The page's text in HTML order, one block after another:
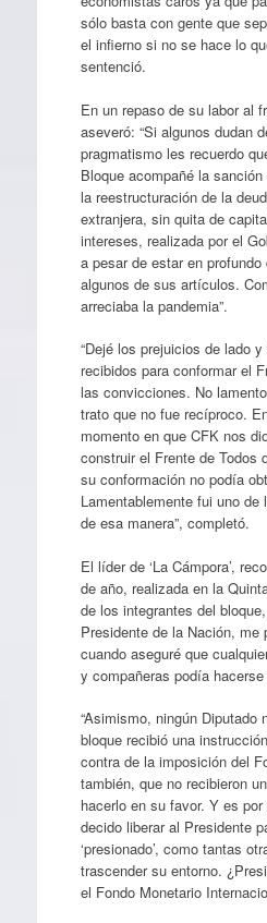
sólo basta con gente que
el infierno si no se hace lo
sentenció.
En un repaso de su labor al
aseveró: “Si algunos dudan
pragmatismo les recuerdo
Bloque acompañé la
la reestructuración de la
extranjera, sin quita de
intereses, realizada por el
a pesar de estar en
algunos de sus artículos.
arreciaba la pandemia”.
“Dejé los prejuicios de lado
recibidos para conformar el
las convicciones. No
trato que no fue recíproco.
momento en que CFK nos
construir el Frente de Todos
su conformación no podía
Lamentablemente fui uno
de esa manera”, completó.
El líder de ‘La Cámpora’,
de año, realizada en la
de los integrantes del
Presidente de la Nación, me
cuando aseguré que
y compañeras podía hacerse
“Asimismo, ningún Diputado
bloque recibió una
contra de la imposición del
también, que no recibieron
hacerlo en su favor. Y es
decido liberar al Presidente
‘presionado’, como tantas
trascender su entorno.
el Fondo Monetario